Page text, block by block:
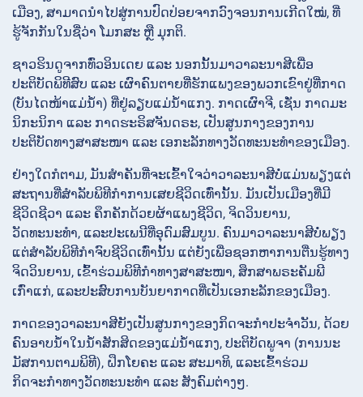
ເມືອງ, ສາມາດນຳໄປສູ່ການປົດປ່ອຍຈາກວົງຈອນການເກີດໃໝ່, ທີ່
ຮູ້ຈັກກັນໃນຊື່ວ່າ ໂມກສະ ຫຼື ມຸກຕິ.
ຊາວຮິນດູຈາກທົ່ວອິນເດຍ ແລະ ນອກນັ້ນມາວາລະນາສີເພື່ອ
ປະຕິບັດພິທີສົບ ແລະ ເຜົາຄົນຕາຍທີ່ຮັກແພງຂອງພວກເຂົາຢູ່ທີ່ກາດ
(ບັນໄດໜ້າແມ່ນ້ຳ) ທີ່ຢູ່ລຽບແມ່ນ້ຳແກງ. ກາດເຜົາຈີ, ເຊັ່ນ ກາດມະ
ນິກະນິກາ ແລະ ກາດຮະຣິສຈັນດຣະ, ເປັນສູນກາງຂອງການ
ປະຕິບັດທາງສາສະໜາ ແລະ ເອກະລັກທາງວັດທະນະທຳຂອງເມືອງ.
ຢ່າງໃດກໍຕາມ, ມັນສຳຄັນທີ່ຈະເຂົ້າໃຈວ່າວາລະນາສີບໍ່ແມ່ນພຽງແຕ່
ສະຖານທີ່ສຳລັບພິທີກຳການເສຍຊີວິດເທົ່ານັ້ນ. ມັນເປັນເມືອງທີ່ມີ
ຊີວິດຊີວາ ແລະ ຄຶກຄັກດ້ວຍຜ້າແພງຊີວິດ, ຈິດວິນຍານ,
ວັດທະນະທຳ, ແລະປະເພນີທີ່ອຸດົມສົມບູນ. ຄົນມາວາລະນາສີບໍ່ພຽງ
ແຕ່ສຳລັບພິທີກຳຈົບຊີວິດເທົ່ານັ້ນ ແຕ່ຍັງເພື່ອຊອກຫາການຕື່ນຮູ້ທາງ
ຈິດວິນຍານ, ເຂົ້າຮ່ວມພິທີກຳທາງສາສະໜາ, ສຶກສາພຣະຄັມພີ
ເກົ່າແກ່, ແລະປະສົບການບັນຍາກາດທີ່ເປັນເອກະລັກຂອງເມືອງ.
ກາດຂອງວາລະນາສີຍັງເປັນສູນກາງຂອງກິດຈະກຳປະຈຳວັນ, ດ້ວຍ
ຄົນອາບນ້ຳໃນນ້ຳສັກສິດຂອງແມ່ນ້ຳແກງ, ປະຕິບັດພູຈາ (ການນະ
ມັສການຕາມພິທີ), ຝຶກໂຍຄະ ແລະ ສະມາທິ, ແລະເຂົ້າຮ່ວມ
ກິດຈະກຳທາງວັດທະນະທຳ ແລະ ສັງຄົມຕ່າງໆ.